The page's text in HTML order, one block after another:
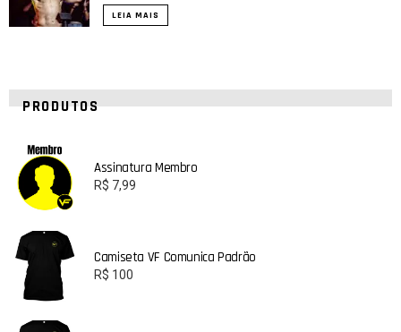
LEIA MAIS
PRODUTOS
Assinatura Membro
R$ 7,99
Camiseta VF Comunica Padrão
R$ 100